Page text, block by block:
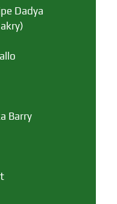
Dadya
Barry